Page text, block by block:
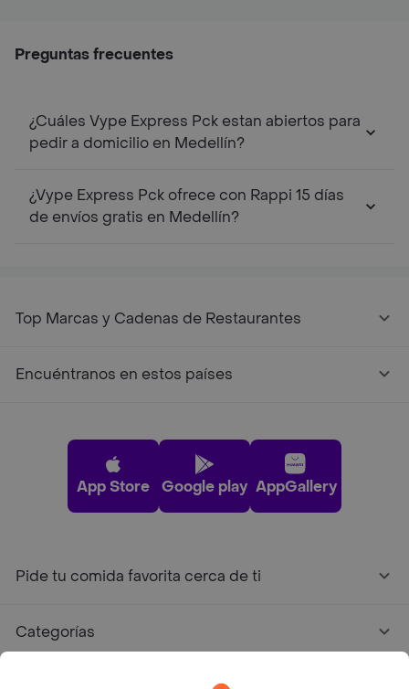
Preguntas frecuentes
¿Cuáles Vype Express Pck estan abiertos para
pedir a domicilio en Medellín?
¿Vype Express Pck ofrece con Rappi 15 días
de envíos gratis en Medellín?
Top Marcas y Cadenas de Restaurantes
Encuéntranos en estos países
App Store Google play AppGallery
Pide tu comida favorita cerca de ti
Categorías